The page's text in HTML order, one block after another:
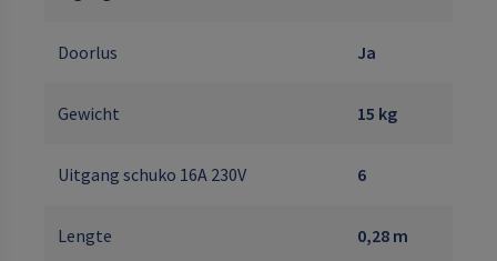
Doorlus Ja
Gewicht 15 kg
Uitgang schuko 16A 230V 6
Lengte 0,28 m